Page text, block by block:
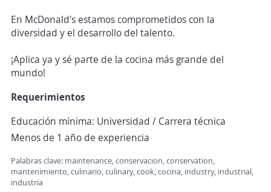
En McDonald's estamos comprometidos con la
diversidad y el desarrollo del talento.
¡Aplica ya y sé parte de la cocina más grande del
mundo!
Requerimientos
Educación mínima: Universidad / Carrera técnica
Menos de 1 año de experiencia
Palabras clave: maintenance, conservacion, conservation,
mantenimiento, culinario, culinary, cook, cocina, industry, industrial,
industria